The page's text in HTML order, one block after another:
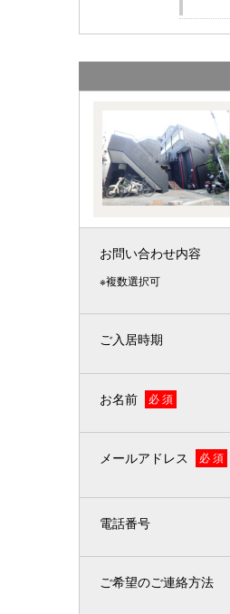
お問い合わせ内容
※複数選択可
ご入居時期
お名前 必 須
メールアドレス 必 須
電話番号
ご希望のご連絡方法